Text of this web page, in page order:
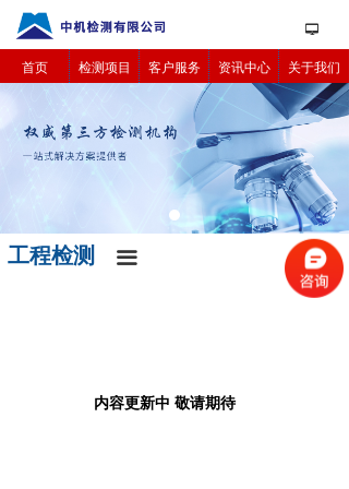
首页 检测项目 客户服务 资讯中心 关于我们
넡
工程检测
内容更新中 敬请期待
끀